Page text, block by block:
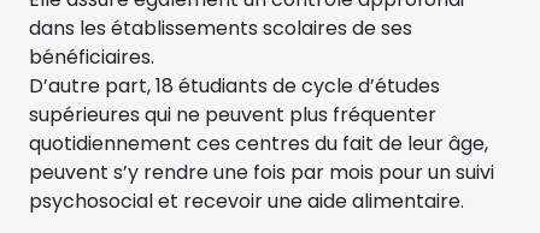
dans les établissements scolaires de ses
bénéficiaires.
D’autre part, 18 étudiants de cycle d’études
supérieures qui ne peuvent plus fréquenter
quotidiennement ces centres du fait de leur âge,
peuvent s’y rendre une fois par mois pour un suivi
psychosocial et recevoir une aide alimentaire.